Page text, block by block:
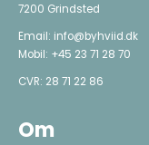
7200 Grindsted
Email: info@byhviid.dk
Mobil: +45 23 71 28 70
CVR: 28 71 22 86
Om